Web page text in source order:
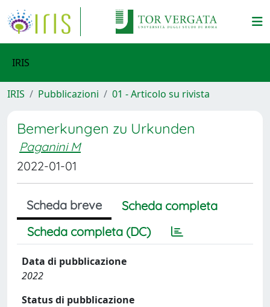
IRIS
IRIS Pubblicazioni 01 - Articolo su rivista
Bemerkungen zu Urkunden
Paganini M
2022-01-01
Scheda breve
Scheda completa
Scheda completa (DC)
Data di pubblicazione
2022
Status di pubblicazione